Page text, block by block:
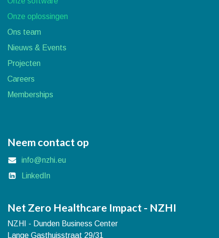
Onze oplossingen
Ons team
Nieuws & Events
Projecten
Careers
Memberships
Neem contact op
info@nzhi.eu
LinkedIn
Net Zero Healthcare Impact - NZHI
NZHI - Dunden Business Center
Lange Gasthuisstraat 29/31